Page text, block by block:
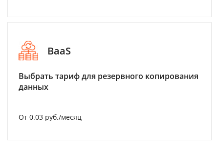
BaaS
Выбрать тариф для резервного копирования
данных
От 0.03 руб./месяц